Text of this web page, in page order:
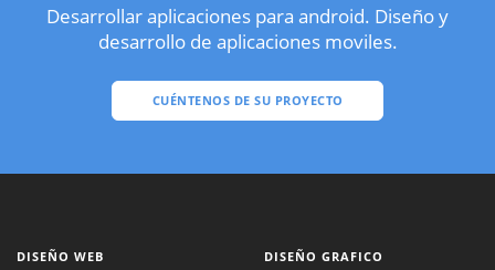
Desarrollar aplicaciones para android. Diseño y
desarrollo de aplicaciones moviles.
CUÉNTENOS DE SU PROYECTO
DISEÑO WEB DISEÑO GRAFICO